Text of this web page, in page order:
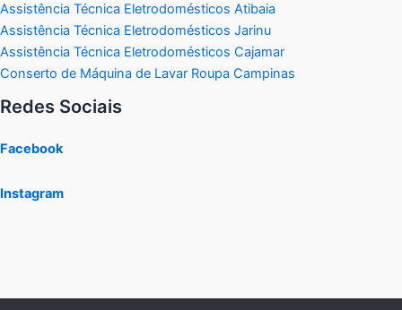
Assistência Técnica Eletrodomésticos Atibaia
Assistência Técnica Eletrodomésticos Jarinu
Assistência Técnica Eletrodomésticos Cajamar
Conserto de Máquina de Lavar Roupa Campinas
Redes Sociais
Facebook
Instagram